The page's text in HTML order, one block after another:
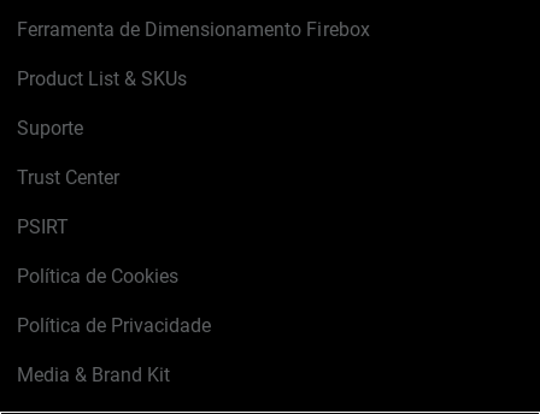
Ferramenta de Dimensionamento Firebox
Product List & SKUs
Suporte
Trust Center
PSIRT
Política de Cookies
Política de Privacidade
Media & Brand Kit